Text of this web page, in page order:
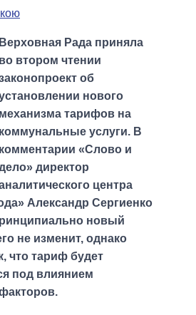
ПОЛИТИКОВ
Верховная Рада приняла
во втором чтении
об
нового
механизма тарифов на
коммунальные услуги. В
комментарии «Слово и
директор
центра
Александр Сергиенко
новый
не изменит, однако
что тариф будет
под влиянием